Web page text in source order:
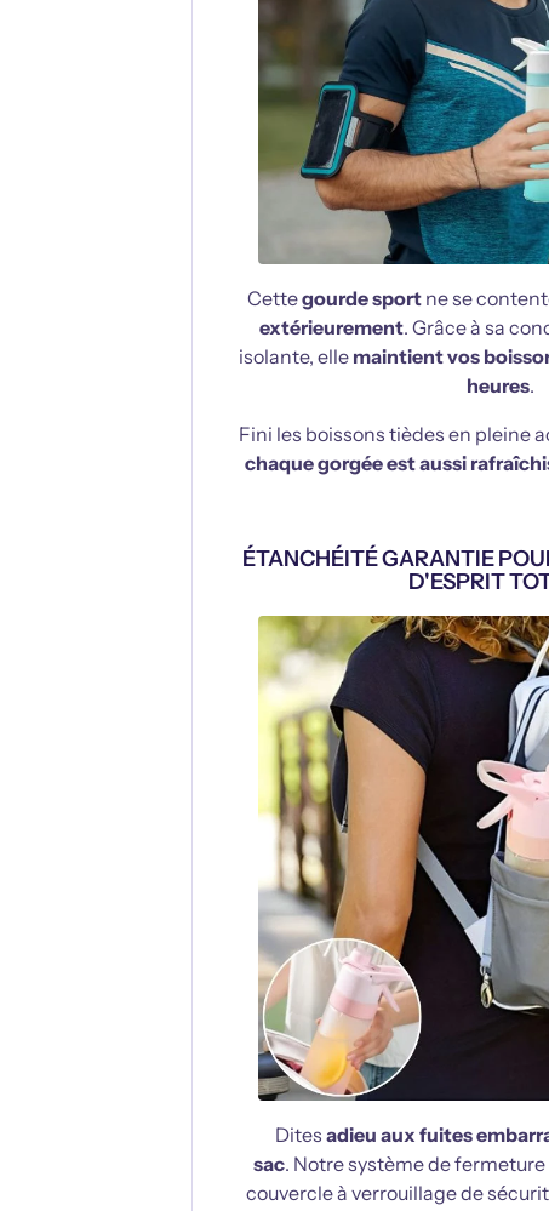
Cettegourde sport ne se
extérieurement. Grâce à sa
isolante, elle maintient vos
heures.
Fini les boissons tièdes en pleine
chaque gorgée est aussi
ÉTANCHÉITÉ GARANTIE
D'ESPRIT
Dites adieu aux fuites
sac. Notre système de
couvercle à verrouillage de